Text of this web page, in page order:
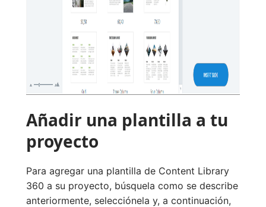
Añadir una plantilla a tu
proyecto
Para agregar una plantilla de Content Library
360 a su proyecto, búsquela como se describe
anteriormente, selecciónela y, a continuación,